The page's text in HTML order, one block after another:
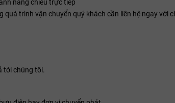
nắng chiếu trực tiếp
trình vận chuyển quý khách cần liên hệ ngay với
tới chúng tôi.